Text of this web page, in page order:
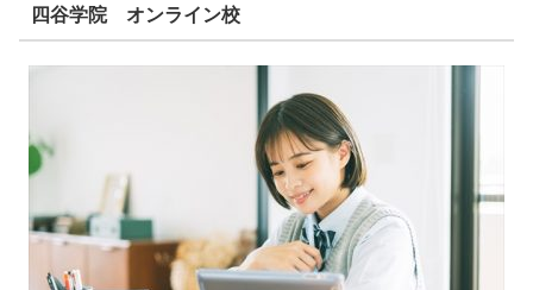
四谷学院 オンライン校